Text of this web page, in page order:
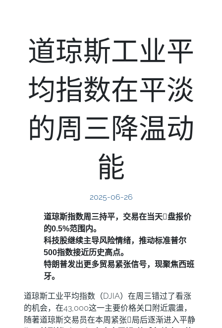
道琼斯工业平
均指数在平淡
的周三降温动
能
2025-06-26
道琼斯指数周三持平，交易在当天𫔭盘报价
的0.5%范围内。
科技股继续主导风险情绪，推动标准普尔
500指数接近历史高点。
特朗普发出更多贸易紧张信号，现聚焦西班
牙。
道琼斯工业平均指数（DJIA）在周三错过了看涨
的机会，在43,000这一主要价格关口附近震盪，
随著道琼斯交易员在本周紧张𫔭局后逐渐进入平静